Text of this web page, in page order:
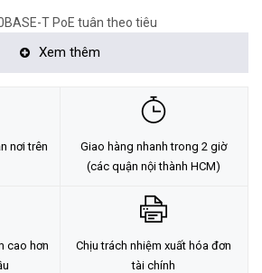
T PoE tuân theo tiêu
T
mm
Xem thêm
nơi trên
Giao hàng nhanh trong 2 giờ
(các quận nội thành HCM)
cao hơn
Chịu trách nhiệm xuất hóa đơn
tài chính